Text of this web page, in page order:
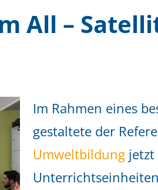
All –
Im Rahmen eines
gestaltete der
Umweltbildungjetzt